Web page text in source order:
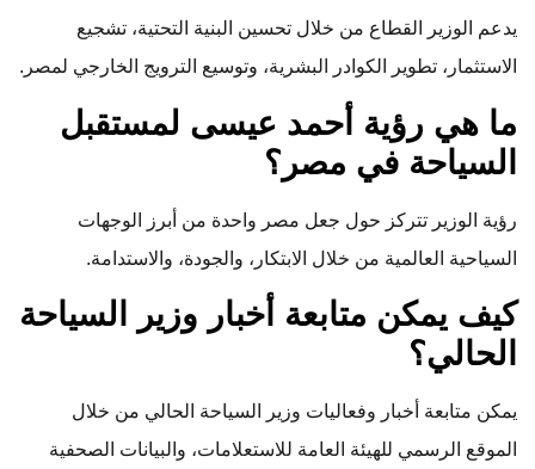
يدعم الوزير القطاع من خلال تحسين البنية التحتية، تشجيع
الاستثمار، تطوير الكوادر البشرية، وتوسيع الترويج الخارجي لمصر.
ما هي رؤية أحمد عيسى لمستقبل
السياحة في مصر؟
رؤية الوزير تتركز حول جعل مصر واحدة من أبرز الوجهات
السياحية العالمية من خلال الابتكار، والجودة، والاستدامة.
كيف يمكن متابعة أخبار وزير السياحة
الحالي؟
يمكن متابعة أخبار وفعاليات وزير السياحة الحالي من خلال
الموقع الرسمي للهيئة العامة للاستعلامات، والبيانات الصحفية